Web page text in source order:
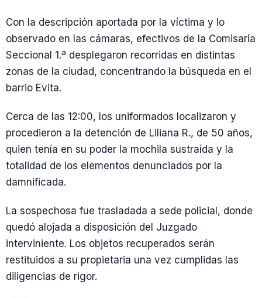
Con la descripción aportada por la víctima y lo
observado en las cámaras, efectivos de la Comisaría
Seccional 1.ª desplegaron recorridas en distintas
zonas de la ciudad, concentrando la búsqueda en el
barrio Evita.
Cerca de las 12:00, los uniformados localizaron y
procedieron a la detención de Liliana R., de 50 años,
quien tenía en su poder la mochila sustraída y la
totalidad de los elementos denunciados por la
damnificada.
La sospechosa fue trasladada a sede policial, donde
quedó alojada a disposición del Juzgado
interviniente. Los objetos recuperados serán
restituidos a su propietaria una vez cumplidas las
diligencias de rigor.